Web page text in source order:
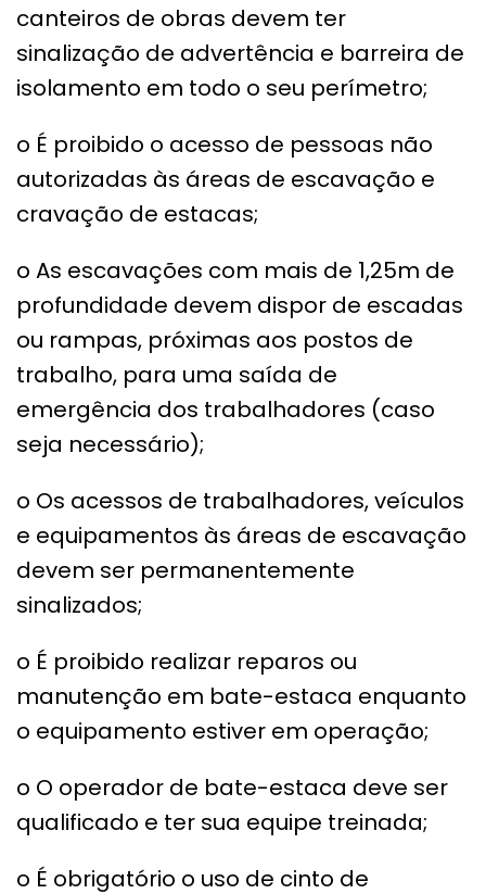
canteiros de obras devem ter
sinalização de advertência e barreira de
isolamento em todo o seu perímetro;
o É proibido o acesso de pessoas não
autorizadas às áreas de escavação e
cravação de estacas;
o As escavações com mais de 1,25m de
profundidade devem dispor de escadas
ou rampas, próximas aos postos de
trabalho, para uma saída de
emergência dos trabalhadores (caso
seja necessário);
o Os acessos de trabalhadores, veículos
e equipamentos às áreas de escavação
devem ser permanentemente
sinalizados;
o É proibido realizar reparos ou
manutenção em bate-estaca enquanto
o equipamento estiver em operação;
o O operador de bate-estaca deve ser
qualificado e ter sua equipe treinada;
o É obrigatório o uso de cinto de